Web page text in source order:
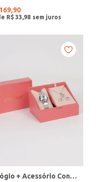
169,90
R$ 33 98
Relógio + Acessório Condor Feminino PRATA